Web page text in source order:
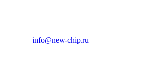
info@new-chip.ru